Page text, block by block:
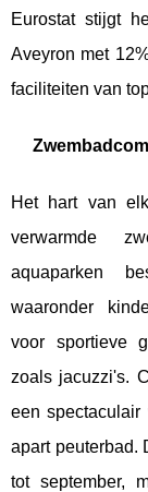
Eurostat stijgt
Aveyron met
faciliteiten van
Het hart van
verwarmde
aquaparken
waaronder
voor sportieve
zoals jacuzzi's.
een spectaculair
apart peuterbad.
tot september,